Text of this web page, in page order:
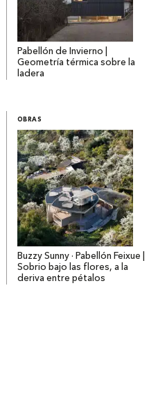
Pabellón de Invierno |
Geometría térmica sobre la
ladera
OBRAS
Buzzy Sunny · Pabellón Feixue |
Sobrio bajo las flores, a la
deriva entre pétalos